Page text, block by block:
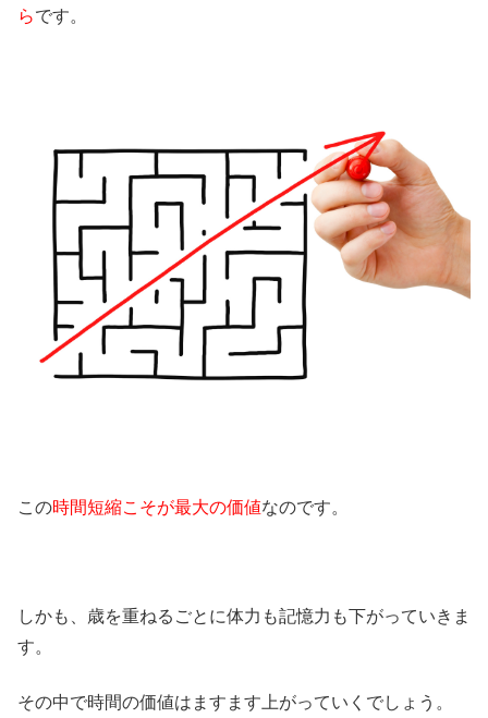
らです。
この時間短縮こそが最大の価値なのです。
しかも、歳を重ねるごとに体力も記憶力も下がっていきま
す。
その中で時間の価値はますます上がっていくでしょう。